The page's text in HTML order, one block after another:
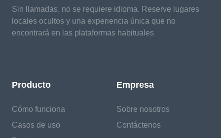
Sin llamadas, no se requiere idioma. Reserve lugares
locales ocultos y una experiencia única que no
encontrará en las plataformas habituales
Producto
Cómo funciona
Casos de uso
Empresa
Sobre nosotros
Contáctenos